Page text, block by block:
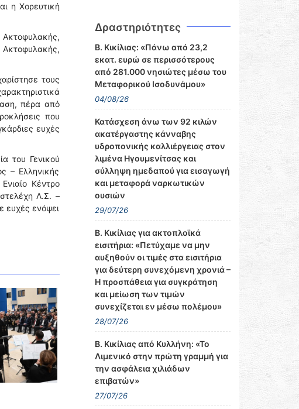
η Χορευτική
Ακτοφυλακής,
Ακτοφυλακής,
τους
πέρα από
που
ευχές
του Γενικού
– Ελληνικής
Κέντρο
Λ.Σ. –
ευχές ενόψει
Δραστηριότητες
Β. Κικίλιας: «Πάνω από 23,2
εκατ. ευρώ σε περισσότερους
από 281.000 νησιώτες μέσω του
Μεταφορικού Ισοδυνάμου»
04/08/26
Κατάσχεση άνω των 92 κιλών
ακατέργαστης κάνναβης
υδροπονικής καλλιέργειας στον
λιμένα Ηγουμενίτσας και
σύλληψη ημεδαπού για εισαγωγή
και μεταφορά ναρκωτικών
ουσιών
29/07/26
Β. Κικίλιας για ακτοπλοϊκά
εισιτήρια: «Πετύχαμε να μην
αυξηθούν οι τιμές στα εισιτήρια
για δεύτερη συνεχόμενη χρονιά –
Η προσπάθεια για συγκράτηση
και μείωση των τιμών
συνεχίζεται εν μέσω πολέμου»
28/07/26
Β. Κικίλιας από Κυλλήνη: «Το
Λιμενικό στην πρώτη γραμμή για
την ασφάλεια χιλιάδων
επιβατών»
27/07/26